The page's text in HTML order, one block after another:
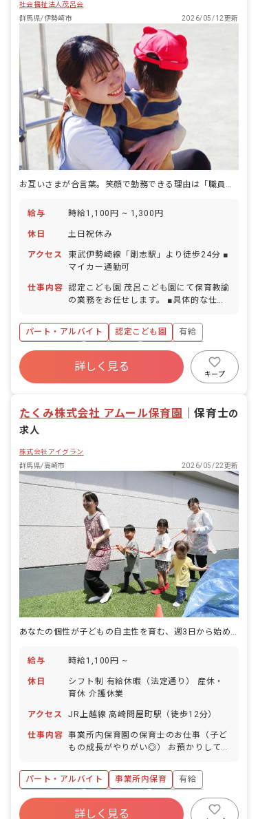
社会福祉法人茂呂会
群馬県/伊勢崎市
2026/05/12更新
お互いさまが合言葉。笑顔で勤務できる理由は「職員の仲の良さ」にあり！
給与 時給1,100円 ~ 1,300円
休日 土日祝休み
アクセス
東武伊勢崎線「剛志駅」より徒歩24分 ■
マイカー通勤可
仕事内容 認定こども園 茂呂こども園にて保育教諭
の業務をお任せします。 ■具体的な仕事
します。 ・担任補助業務 ・健康面での
管理を行ないながら、生活習慣の指導
（食事・睡眠・排泄・着替え等） ・壁面
などの制作物の作成 ・清掃等のその他保
育に係る業務
パート・アルバイト 認定こども園
有給
社会保険完備
土日祝休み
福利厚生充実
昇給昇進あり
産休育休制度
詳しく見る
キープ
たくみ株式会社 アムール保育園 ｜保育士の
求人
株式会社アイグラン
群馬県/高崎市
2026/05/22更新
給与 時給1,100円 ~
休日
シフト制 有給休暇（法定通り） 産休・
育休 介護休業
アクセス JR上越線 高崎問屋町駅（徒歩12分）
仕事内容 事業所内保育園の保育士のお仕事（子ど
もの成長がやりがい◎） お預かりしてい
す。 ・食事・睡眠・排泄・清潔・衣類の
着脱等 ・集団生活を通じた社会性の装着
・行事の計画・実行、お知らせの作成
パート・アルバイト 事業所内保育
有給
福利厚生充実
産休育休制度
未経験歓迎
WEB面接OK
詳しく見る